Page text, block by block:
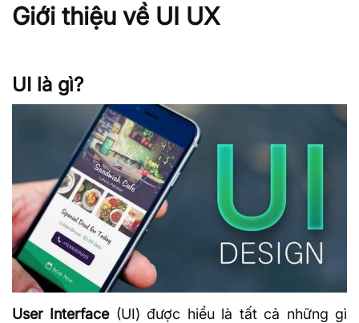
Giới thiệu về UI UX
UI là gì?
User Interface(UI) được hiểu là tất cả những gì